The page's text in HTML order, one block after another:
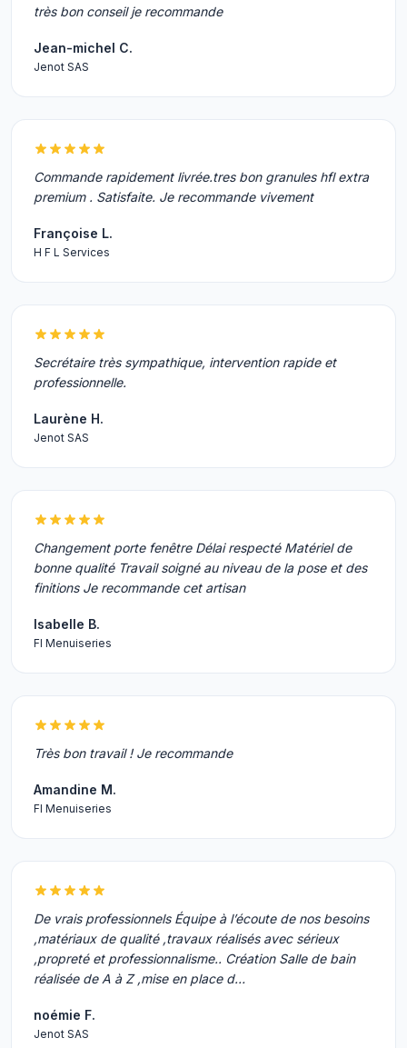
très bon conseil je recommande
Jean-michel C.
Jenot SAS
Commande rapidement livrée.tres bon granules hfl extra
premium . Satisfaite. Je recommande vivement
Françoise L.
H F L Services
Secrétaire très sympathique, intervention rapide et
professionnelle.
Laurène H.
Jenot SAS
Changement porte fenêtre Délai respecté Matériel de
bonne qualité Travail soigné au niveau de la pose et des
finitions Je recommande cet artisan
Isabelle B.
Fl Menuiseries
Très bon travail ! Je recommande
Amandine M.
Fl Menuiseries
De vrais professionnels Équipe à l’écoute de nos besoins
,matériaux de qualité ,travaux réalisés avec sérieux
,propreté et professionnalisme.. Création Salle de bain
réalisée de A à Z ,mise en place d…
noémie F.
Jenot SAS